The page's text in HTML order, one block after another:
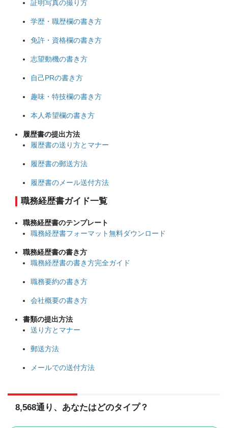
証明写真の撮り方
学歴・職歴欄の書き方
免許・資格欄の書き方
志望動機の書き方
自己PRの書き方
趣味・特技欄の書き方
本人希望欄の書き方
履歴書の提出方法
履歴書の送り方とマナー
履歴書の郵送方法
履歴書のメール送付方法
職務経歴書ガイド一覧
職務経歴書のテンプレート
職務経歴書フォーマット無料ダウンロード
職務経歴書の書き方
職務経歴書の書き方完全ガイド
職務要約の書き方
会社概要の書き方
書類の提出方法
送り方とマナー
郵送方法
メールでの送付方法
8,568通り、あなたはどのタイプ？